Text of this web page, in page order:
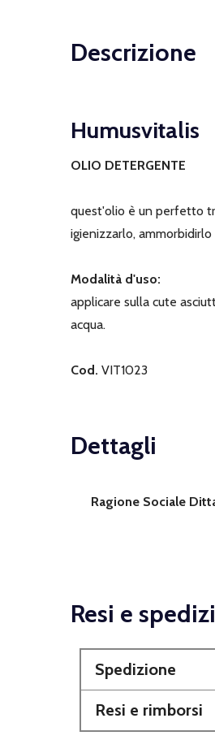
Descrizione
Humusvitalis
OLIO DETERGENTE
quest'olio è un perfetto
igienizzarlo,
Modalità d'uso:
applicare sulla cute
acqua.
Cod. VIT1023
Dettagli
Ragione Sociale
Resi e
Spedizione
Resi e rimborsi